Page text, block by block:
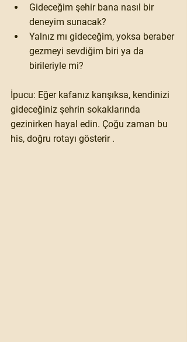
Gideceğim şehir bana nasıl bir
deneyim sunacak?
Yalnız mı gideceğim, yoksa beraber
gezmeyi sevdiğim biri ya da
birileriyle mi?
İpucu: Eğer kafanız karışıksa, kendinizi
gideceğiniz şehrin sokaklarında
gezinirken hayal edin. Çoğu zaman bu
his, doğru rotayı gösterir .